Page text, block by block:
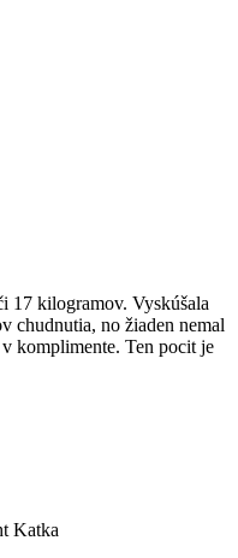
17 kilogramov. Vyskúšala
chudnutia, no žiaden nemal
komplimente. Ten pocit je